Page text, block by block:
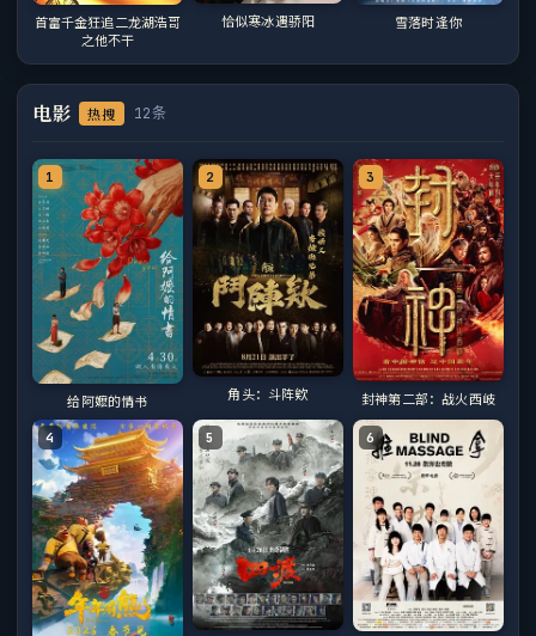
首富千金狂追二龙湖浩哥
之他不干
恰似寒冰遇骄阳 雪落时逢你
电影 热搜 12条
1
给阿嬷的情书
2
角头：斗阵欸
3
封神第二部：战火西岐
4 5 6